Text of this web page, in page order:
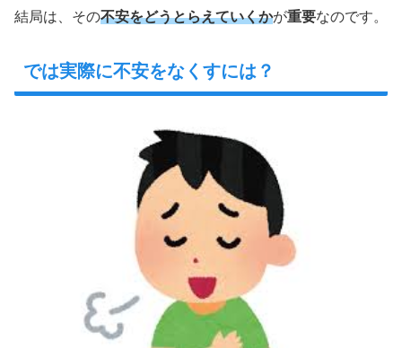
結局は、その不安をどうとらえていくかが重要なのです。
では実際に不安をなくすには？